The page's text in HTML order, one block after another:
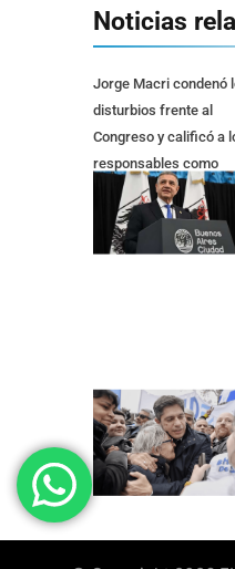
Noticias
Jorge Macri condenó
disturbios frente al
Congreso y calificó a
responsables como
"delincuentes
anarquistas"